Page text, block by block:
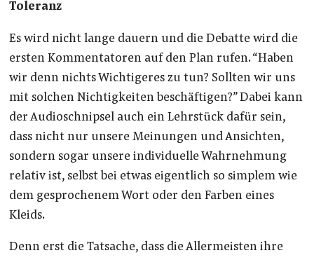
Toleranz
Es wird nicht lange dauern und die Debatte wird die
ersten Kommentatoren auf den Plan rufen. “Haben
wir denn nichts Wichtigeres zu tun? Sollten wir uns
mit solchen Nichtigkeiten beschäftigen?” Dabei kann
der Audioschnipsel auch ein Lehrstück dafür sein,
dass nicht nur unsere Meinungen und Ansichten,
sondern sogar unsere individuelle Wahrnehmung
relativ ist, selbst bei etwas eigentlich so simplem wie
dem gesprochenem Wort oder den Farben eines
Kleids.
Denn erst die Tatsache, dass die Allermeisten ihre